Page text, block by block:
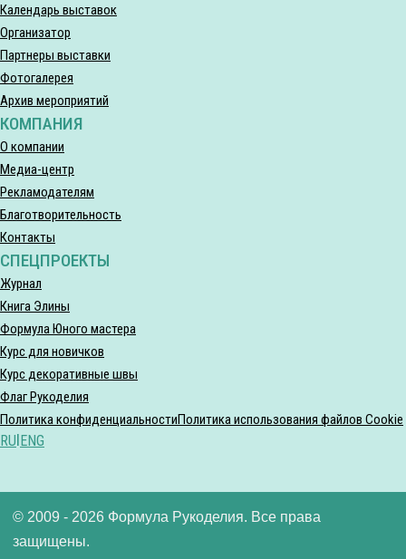
Календарь выставок
Организатор
Партнеры выставки
Фотогалерея
Архив мероприятий
КОМПАНИЯ
О компании
Медиа-центр
Рекламодателям
Благотворительность
Контакты
СПЕЦПРОЕКТЫ
Журнал
Книга Элины
Формула Юного мастера
Курс для новичков
Курс декоративные швы
Флаг Рукоделия
Политика конфиденциальностиПолитика использования файлов Cookie
RU ENG
© 2009 - 2026 Формула Рукоделия. Все права
защищены.